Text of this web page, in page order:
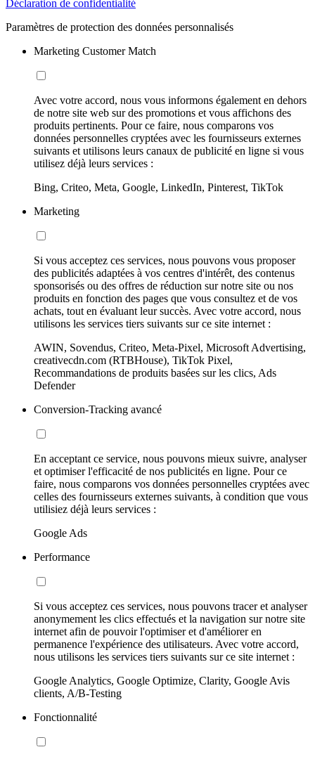
Déclaration de confidentialité
Paramètres de protection des données personnalisés
Marketing Customer Match
Avec votre accord, nous vous informons également en dehors
de notre site web sur des promotions et vous affichons des
produits pertinents. Pour ce faire, nous comparons vos
données personnelles cryptées avec les fournisseurs externes
suivants et utilisons leurs canaux de publicité en ligne si vous
utilisez déjà leurs services :
Bing, Criteo, Meta, Google, LinkedIn, Pinterest, TikTok
Marketing
Si vous acceptez ces services, nous pouvons vous proposer
des publicités adaptées à vos centres d'intérêt, des contenus
sponsorisés ou des offres de réduction sur notre site ou nos
produits en fonction des pages que vous consultez et de vos
achats, tout en évaluant leur succès. Avec votre accord, nous
utilisons les services tiers suivants sur ce site internet :
AWIN, Sovendus, Criteo, Meta-Pixel, Microsoft Advertising,
creativecdn.com (RTBHouse), TikTok Pixel,
Recommandations de produits basées sur les clics, Ads
Defender
Conversion-Tracking avancé
En acceptant ce service, nous pouvons mieux suivre, analyser
et optimiser l'efficacité de nos publicités en ligne. Pour ce
faire, nous comparons vos données personnelles cryptées avec
celles des fournisseurs externes suivants, à condition que vous
utilisiez déjà leurs services :
Google Ads
Performance
Si vous acceptez ces services, nous pouvons tracer et analyser
anonymement les clics effectués et la navigation sur notre site
internet afin de pouvoir l'optimiser et d'améliorer en
permanence l'expérience des utilisateurs. Avec votre accord,
nous utilisons les services tiers suivants sur ce site internet :
Google Analytics, Google Optimize, Clarity, Google Avis
clients, A/B-Testing
Fonctionnalité